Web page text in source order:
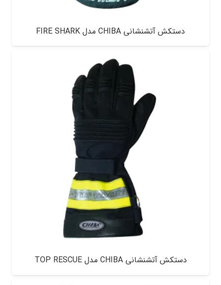
دستکش آتشنشانی CHIBA مدل FIRE SHARK
دستکش آتشنشانی CHIBA مدل TOP RESCUE